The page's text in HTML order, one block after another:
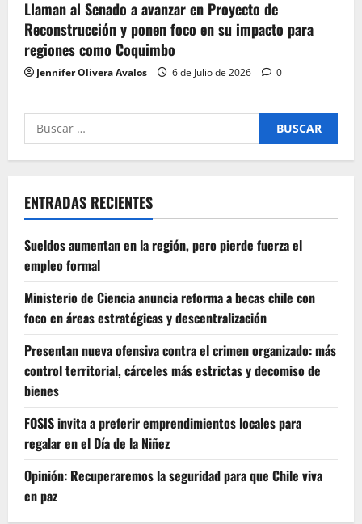
Llaman al Senado a avanzar en Proyecto de
Reconstrucción y ponen foco en su impacto para
regiones como Coquimbo
Jennifer Olivera Avalos 6 de Julio de 2026 0
Buscar
por:
ENTRADAS RECIENTES
Sueldos aumentan en la región, pero pierde fuerza el
empleo formal
Ministerio de Ciencia anuncia reforma a becas chile con
foco en áreas estratégicas y descentralización
Presentan nueva ofensiva contra el crimen organizado: más
control territorial, cárceles más estrictas y decomiso de
bienes
FOSIS invita a preferir emprendimientos locales para
regalar en el Día de la Niñez
Opinión: Recuperaremos la seguridad para que Chile viva
en paz